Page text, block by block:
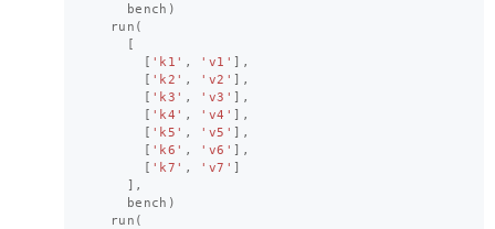
bench )
run (
[
[ 'k1' , 'v1' ],
[ 'k2' , 'v2' ],
[ 'k3' , 'v3' ],
[ 'k4' , 'v4' ],
[ 'k5' , 'v5' ],
[ 'k6' , 'v6' ],
[ 'k7' , 'v7' ]
],
bench )
run (